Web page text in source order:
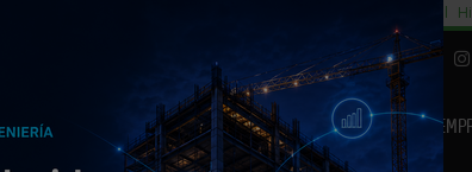
29% cambiar al alquiler temporal
|
NOTICIAS PRODUCTOS AGENDA ARTÍCULOS